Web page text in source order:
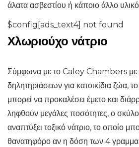
άλατα ασβεστίου ή κάποιο άλλο
$config[ads_text4] not found
Χλωριούχο νάτριο
Σύμφωνα με το Caley Chambers με
δηλητηριάσεων για κατοικίδια ζώα,
μπορεί να προκαλέσει έμετο και
ληφθούν μεγάλες ποσότητες, ο
αναπτύξει τοξικό νάτριο, το οποίο
θανατηφόρο αν η δόση των 4